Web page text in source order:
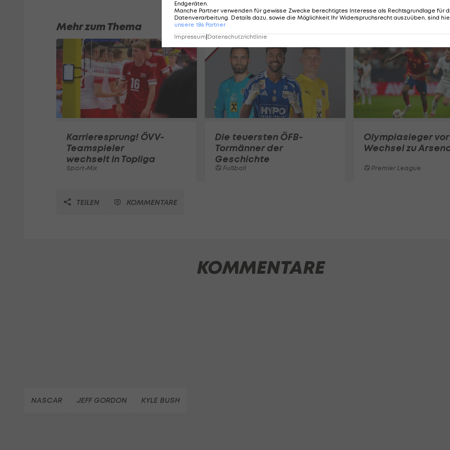
Mehr zum Thema
Karrieresprung! ÖVV-
Teamspieler
wechselt in Topliga
Sport-Mix
Die teuersten ÖFB-
Tormänner der
Geschichte
Fußball
Olympiasieger vor
Wechsel zu
Premier League
TEILEN KOMMENTARE
KOMMENTARE
NASCAR JEFF GORDON KYLE BUSH
Endgeräten.
Manche Partner verwenden für gewisse Zwecke berechtigtes Interesse als Rechtsgrundlage für
Datenverarbeitung. Details dazu, sowie die Möglichkeit Ihr Widerspruchsrecht auszuüben, sind
unsere 186 Partner
Impressum Datenschutzrichtlinie